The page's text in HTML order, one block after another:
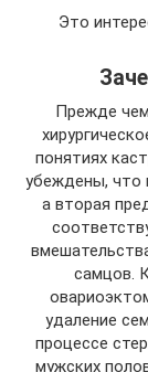
Это
Прежде
понятиях
убеждены, что
а вторая
самцов.
удаление
процессе
мужских